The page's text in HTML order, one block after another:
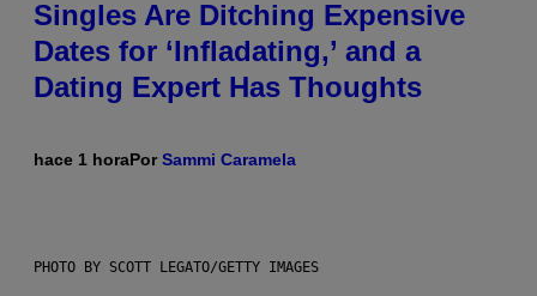
Singles Are Ditching Expensive
Dates for ‘Infladating,’ and a
Dating Expert Has Thoughts
hace 1 horaPorSammi Caramela
PHOTO BY SCOTT LEGATO/GETTY IMAGES